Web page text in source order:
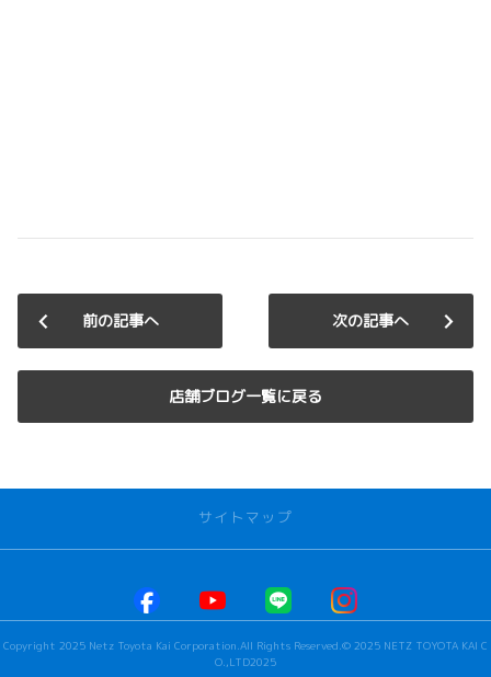
前の記事へ
店舗ブログ一覧に戻る
次の記事へ
サイトマップ
河口湖店
Copyright 2025 Netz Toyota Kai Corporation.All Rights Reserved.© 2025 NETZ TOYOTA KAI C
O.,LTD2025